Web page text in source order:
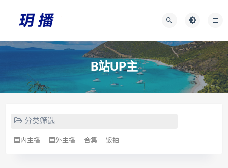
B站UP主
分类筛选
国内主播 国外主播 合集 饭拍